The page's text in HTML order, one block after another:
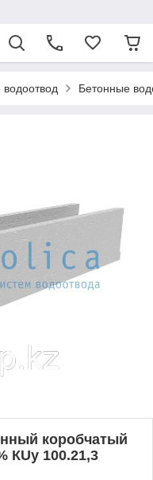
Бетонные
коробчатый
КUу 100.21,3